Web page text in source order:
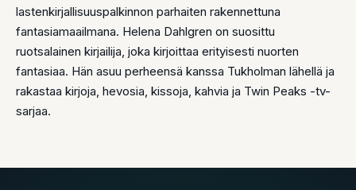
lastenkirjallisuuspalkinnon parhaiten rakennettuna
fantasiamaailmana. Helena Dahlgren on suosittu
ruotsalainen kirjailija, joka kirjoittaa erityisesti nuorten
fantasiaa. Hän asuu perheensä kanssa Tukholman lähellä ja
rakastaa kirjoja, hevosia, kissoja, kahvia ja Twin Peaks -tv-
sarjaa.